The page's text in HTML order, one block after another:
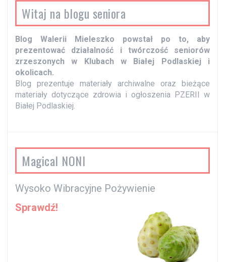
w
p
i
s
y
Witaj na blogu seniora
Blog Walerii Mieleszko powstał po to, aby
prezentować działalność i twórczość seniorów
zrzeszonych w Klubach w Białej Podlaskiej i
okolicach.
Blog prezentuje materiały archiwalne oraz bieżące
materiały dotyczące zdrowia i ogłoszenia PZERII w
Białej Podlaskiej.
Magical NONI
Wysoko Wibracyjne Pożywienie
Sprawdź!